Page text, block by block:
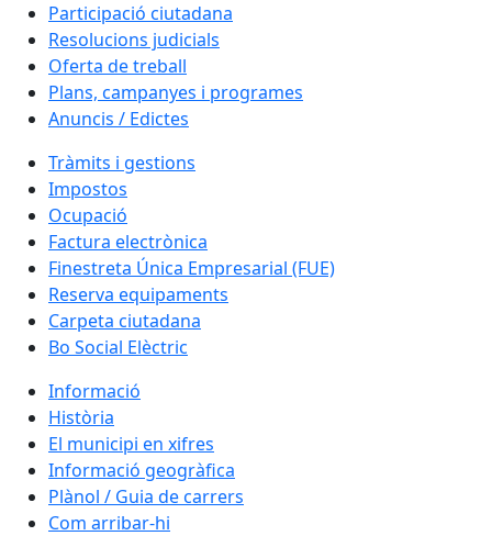
Participació ciutadana
Resolucions judicials
Oferta de treball
Plans, campanyes i programes
Anuncis / Edictes
Tràmits i gestions
Impostos
Ocupació
Factura electrònica
Finestreta Única Empresarial (FUE)
Reserva equipaments
Carpeta ciutadana
Bo Social Elèctric
Informació
Història
El municipi en xifres
Informació geogràfica
Plànol / Guia de carrers
Com arribar-hi